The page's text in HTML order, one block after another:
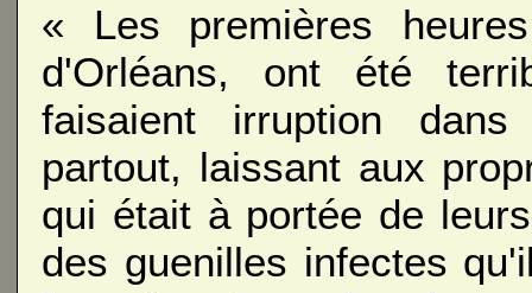
« Les premières
d'Orléans, ont été
faisaient irruption
partout, laissant aux
qui était à portée de
des guenilles infectes